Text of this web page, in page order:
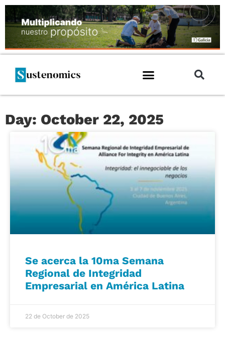
Day: October 22, 2025
Se acerca la 10ma Semana
Regional de Integridad
Empresarial en América Latina
22 de October de 2025